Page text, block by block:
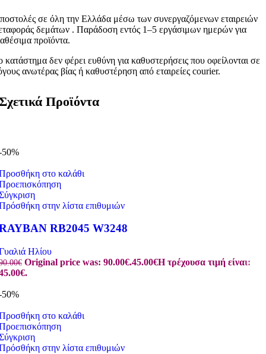
σε όλη την Ελλάδα μέσω των συνεργαζόμενων εταιρειών
δεμάτων . Παράδοση εντός 1–5 εργάσιμων ημερών για
προϊόντα.
κατάστημα δεν φέρει ευθύνη για καθυστερήσεις που οφείλονται σε
ανωτέρας βίας ή καθυστέρηση από εταιρείες courier.
Προϊόντα
50%
στο καλάθι
στην λίστα επιθυμιών
RB2045 W3248
Ηλίου
€ Original price was: 90.00€.45.00€Η τρέχουσα τιμή είναι:
50%
στο καλάθι
στην λίστα επιθυμιών